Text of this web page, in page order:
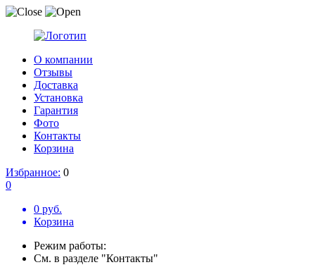
О компании
Отзывы
Доставка
Установка
Гарантия
Фото
Контакты
Корзина
Избранное: 0
0
0 руб.
Корзина
Режим работы:
См. в разделе "Контакты"